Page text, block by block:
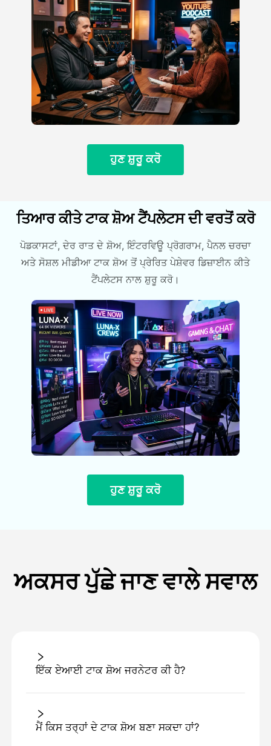
ਹੁਣ ਸ਼ੁਰੂ ਕਰੋ
ਤਿਆਰ ਕੀਤੇ ਟਾਕ ਸ਼ੋਅ ਟੈਂਪਲੇਟਸ ਦੀ ਵਰਤੋਂ ਕਰੋ
ਪੋਡਕਾਸਟਾਂ, ਦੇਰ ਰਾਤ ਦੇ ਸ਼ੋਅ, ਇੰਟਰਵਿਊ ਪ੍ਰੋਗਰਾਮ, ਪੈਨਲ ਚਰਚਾ
ਅਤੇ ਸੋਸ਼ਲ ਮੀਡੀਆ ਟਾਕ ਸ਼ੋਅ ਤੋਂ ਪ੍ਰੇਰਿਤ ਪੇਸ਼ੇਵਰ ਡਿਜ਼ਾਈਨ ਕੀਤੇ
ਟੈਂਪਲੇਟਸ ਨਾਲ ਸ਼ੁਰੂ ਕਰੋ।
ਹੁਣ ਸ਼ੁਰੂ ਕਰੋ
ਅਕਸਰ ਪੁੱਛੇ ਜਾਣ ਵਾਲੇ ਸਵਾਲ
ਇੱਕ ਏਆਈ ਟਾਕ ਸ਼ੋਅ ਜਰਨੇਟਰ ਕੀ ਹੈ?
ਮੈਂ ਕਿਸ ਤਰ੍ਹਾਂ ਦੇ ਟਾਕ ਸ਼ੋਅ ਬਣਾ ਸਕਦਾ ਹਾਂ?